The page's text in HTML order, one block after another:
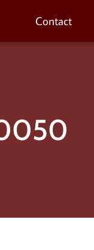
Contact